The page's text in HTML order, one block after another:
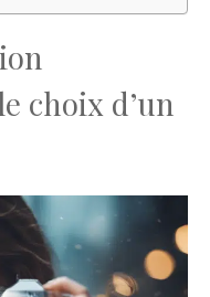
choix d’un